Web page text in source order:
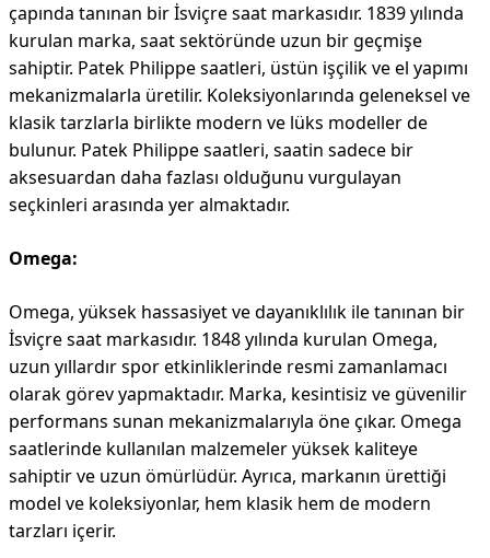
çapında tanınan bir İsviçre saat markasıdır. 1839 yılında
kurulan marka, saat sektöründe uzun bir geçmişe
sahiptir. Patek Philippe saatleri, üstün işçilik ve el yapımı
mekanizmalarla üretilir. Koleksiyonlarında geleneksel ve
klasik tarzlarla birlikte modern ve lüks modeller de
bulunur. Patek Philippe saatleri, saatin sadece bir
aksesuardan daha fazlası olduğunu vurgulayan
seçkinleri arasında yer almaktadır.
Omega:
Omega, yüksek hassasiyet ve dayanıklılık ile tanınan bir
İsviçre saat markasıdır. 1848 yılında kurulan Omega,
uzun yıllardır spor etkinliklerinde resmi zamanlamacı
olarak görev yapmaktadır. Marka, kesintisiz ve güvenilir
performans sunan mekanizmalarıyla öne çıkar. Omega
saatlerinde kullanılan malzemeler yüksek kaliteye
sahiptir ve uzun ömürlüdür. Ayrıca, markanın ürettiği
model ve koleksiyonlar, hem klasik hem de modern
tarzları içerir.